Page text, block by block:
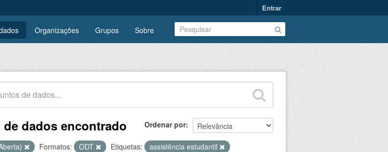
Entrar
Organizações Grupos Sobre
Ordenar por
dados encontrado
Formatos: ODT Etiquetas: assistência estudantil